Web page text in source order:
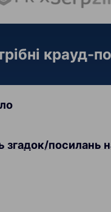
крауд-
згадок/посилань
Dofollow backlinks